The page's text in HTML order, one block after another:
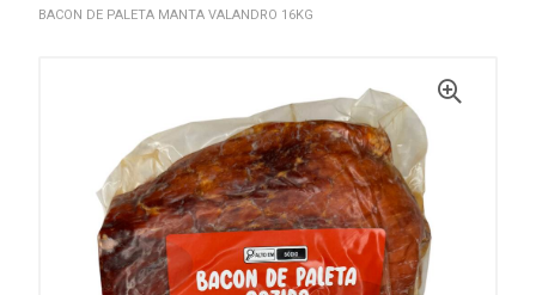
BACON DE PALETA MANTA VALANDRO 16KG